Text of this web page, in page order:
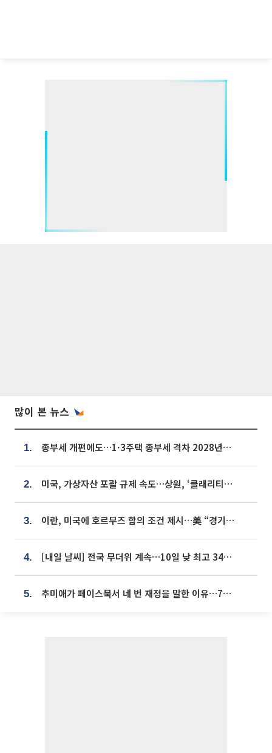
많이 본 뉴스
1. 종부세 개편에도…1·3주택 종부세 격차 2028년부터 확대
2. 미국, 가상자산 포괄 규제 속도…상원, ‘클래리티법’ 9월 절차투표 추진
3. 이란, 미국에 호르무즈 합의 조건 제시…美 “경기 아직 안 끝나” [종합]
4. [내일 날씨] 전국 무더위 계속…10일 낮 최고 34도 육박
5. 추미애가 페이스북서 네 번 재정을 말한 이유…7700억 추경 열쇠는 도의회에